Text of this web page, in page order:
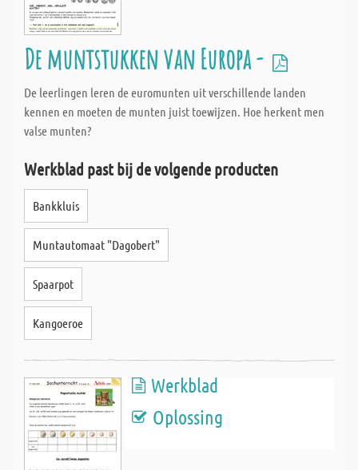
De muntstukken van Europa -
De leerlingen leren de euromunten uit verschillende landen
kennen en moeten de munten juist toewijzen. Hoe herkent men
valse munten?
Werkblad past bij de volgende producten
Bankkluis
Muntautomaat "Dagobert"
Spaarpot
Kangoeroe
Werkblad
Oplossing